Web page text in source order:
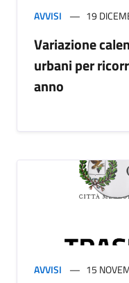
AVVISI 19
Variazione
urbani per
anno
AVVISI 15